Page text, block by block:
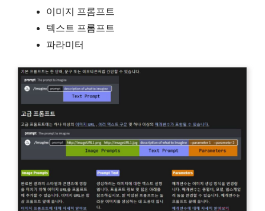
이미지 프롬프트
텍스트 프롬프트
파라미터